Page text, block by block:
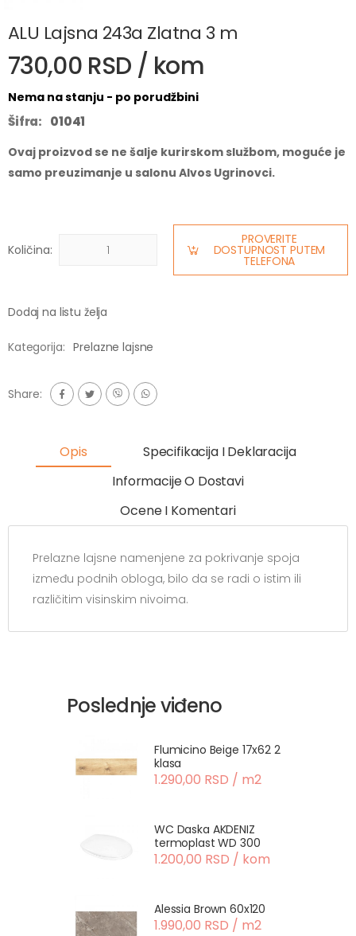
ALU Lajsna 243a Zlatna 3 m
730,00 RSD / kom
Nema na stanju - po porudžbini
Šifra: 01041
Ovaj proizvod se ne šalje kurirskom službom, moguće je
samo preuzimanje u salonu Alvos Ugrinovci.
Količina:
PROVERITE
DOSTUPNOST PUTEM
TELEFONA
Dodaj na listu želja
Kategorija: Prelazne lajsne
Share:
Opis
Specifikacija I Deklaracija
Informacije O Dostavi
Ocene I Komentari
Prelazne lajsne namenjene za pokrivanje spoja
između podnih obloga, bilo da se radi o istim ili
različitim visinskim nivoima.
Poslednje viđeno
Flumicino Beige 17x62 2
klasa
1.290,00 RSD / m2
WC Daska AKDENIZ
termoplast WD 300
1.200,00 RSD / kom
Alessia Brown 60x120
1.990,00 RSD / m2